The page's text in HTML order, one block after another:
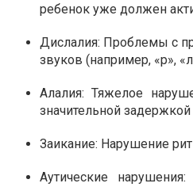
ребенок уже должен
Дислалия: Проблемы с
звуков (например, «р»,
Алалия: Тяжелое
значительной задержкой
Заикание: Нарушение
Аутические нарушения: